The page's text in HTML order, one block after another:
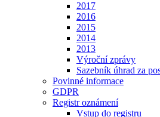
2017
2016
2015
2014
2013
Výroční zprávy
Sazebník úhrad za
Povinné informace
GDPR
Registr oznámení
Vstup do registru